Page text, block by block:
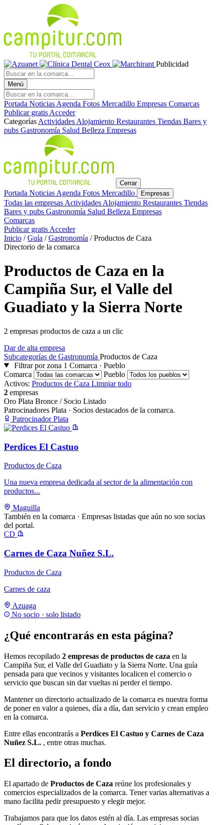
Publicidad
Menú
Portada Noticias Agenda Fotos Mercadillo Empresas Comarcas
Publicar gratis Acceder
Categorías Actividades Alojamiento Restaurantes Tiendas Bares y
pubs Gastronomía Salud Belleza Empresas
Cerrar
Portada Noticias Agenda Fotos Mercadillo Empresas
Todas las empresas Actividades Alojamiento Restaurantes Tiendas
Bares y pubs Gastronomía Salud Belleza Empresas
Comarcas
Publicar gratis Acceder
Inicio / Guía / Gastronomía / Productos de Caza
Directorio de la comarca
Productos de Caza en la
Campiña Sur, el Valle del
Guadiato y la Sierra Norte
2 empresas productos de caza a un clic
Dar de alta empresa
Subcategorías de Gastronomía Productos de Caza
Filtrar por zona 1 Comarca · Pueblo
Comarca
Pueblo
Activos: Productos de Caza Limpiar todo
2 empresas
Oro Plata Bronce / Socio Listado
Patrocinadores Plata · Socios destacados de la comarca.
Patrocinador Plata
Perdices El Castuo
Productos de Caza
Una nueva empresa dedicada al sector de la alimentación con
productos...
Maguilla
También en la comarca · Empresas listadas que aún no son socias
del portal.
CD
Carnes de Caza Nuñez S.L.
Productos de Caza
Carnes de caza
Azuaga
No socio · solo listado
¿Qué encontrarás en esta página?
Hemos recopilado 2 empresas de productos de caza en la
Campiña Sur, el Valle del Guadiato y la Sierra Norte. Una guía
pensada para que vecinos y visitantes localicen el comercio o
servicio que buscan sin dar vueltas ni perder el tiempo.
Mantener un directorio actualizado de la comarca es nuestra forma
de poner en valor a quienes, día a día, dan servicio y crean empleo
en la comarca.
Entre ellas encontrarás a Perdices El Castuo y Carnes de Caza
Nuñez S.L. , entre otras muchas.
El directorio, a fondo
El apartado de Productos de Caza reúne los profesionales y
comercios especializados de la comarca. Tener varias alternativas a
mano facilita pedir presupuesto y elegir mejor.
Trabajamos para que los datos estén al día. Las empresas socias